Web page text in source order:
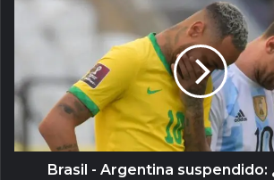
Brasil - Argentina suspendido: